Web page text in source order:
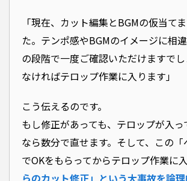
「現在、カット編集とBGMの仮当て
た。テンポ感やBGMのイメージに相
の段階で一度ご確認いただけますで
なければテロップ作業に入ります」
こう伝えるのです。
もし修正があっても、テロップが入
なら数分で直せます。そして、この「
でOKをもらってからテロップ作業に入
らのカット修正」という大事故を論